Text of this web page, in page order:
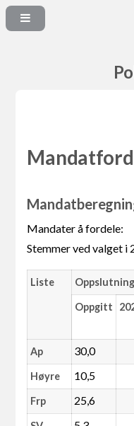
Mandater å fordele:
Stemmer ved valget
Liste Oppslutning
Oppgitt
Ap 30,0
Høyre 10,5
Frp 25,6